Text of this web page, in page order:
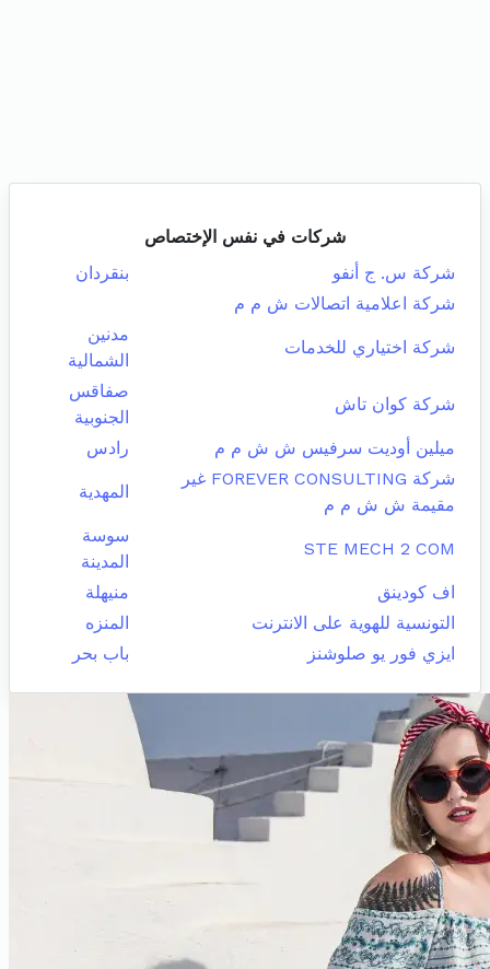
شركات في نفس الإختصاص
شركة س. ج أنفو
بنقردان
شركة اعلامية اتصالات ش م م
شركة اختياري للخدمات
مدنين
الشمالية
شركة كوان تاش
صفاقس
الجنوبية
ميلين أوديت سرفيس ش ش م م
رادس
شركة FOREVER CONSULTING غير
مقيمة ش ش م م
المهدية
STE MECH 2 COM
سوسة
المدينة
اف كودينق
منيهلة
التونسية للهوية على الانترنت
المنزه
ايزي فور يو صلوشنز
باب بحر